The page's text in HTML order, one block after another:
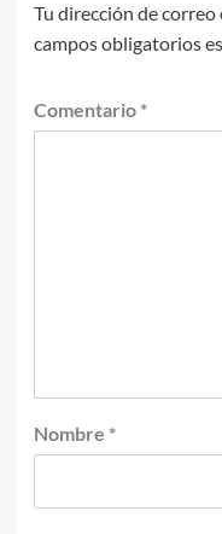
Tu dirección de
campos obligatorios
Comentario *
Nombre *